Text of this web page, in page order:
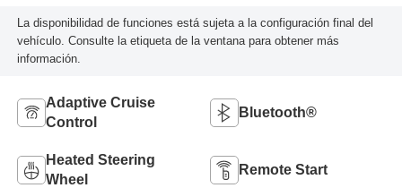
La disponibilidad de funciones está sujeta a la configuración final del
vehículo. Consulte la etiqueta de la ventana para obtener más
información.
Adaptive Cruise
Control
Bluetooth®
Heated Steering
Wheel
Remote Start